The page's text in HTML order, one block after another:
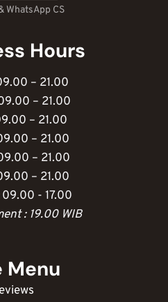
WhatsApp CS
Hours
– 21.00
– 21.00
– 21.00
– 21.00
– 21.00
– 21.00
- 17.00
: 19.00 WIB
Menu